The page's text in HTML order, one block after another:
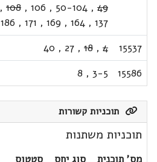
49
,
50-104
,
106
,
108
,
137
,
164
,
169
,
171
,
186
15537
4
,
18
,
27
,
40
15586
3-5
,
8
תוכניות קשורות
תוכניות משתנות